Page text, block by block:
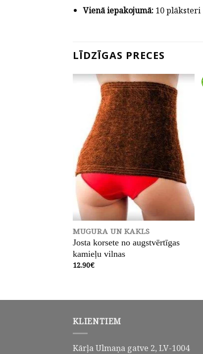
Vienā iepakojumā:10 plāksteri
LĪDZĪGAS PRECES
MUGURA UN KAKLS
Josta korsete no augstvērtīgas
kamieļu vilnas
12.90€
KLIENTIEM
Kārļa Ulmaņa gatve 2, LV-1004